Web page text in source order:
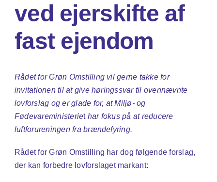
efter:
ved ejerskifte af
fast ejendom
Rådet for Grøn Omstilling vil gerne takke for
invitationen til at give høringssvar til ovennævnte
lovforslag og er glade for, at Miljø- og
Fødevareministeriethar fokus på at reducere
luftforureningen fra brændefyring.
Rådet for Grøn Omstilling har dog følgende forslag,
der kan forbedre lovforslaget markant: